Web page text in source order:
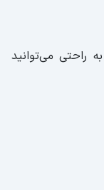
راحتی می‌توانید